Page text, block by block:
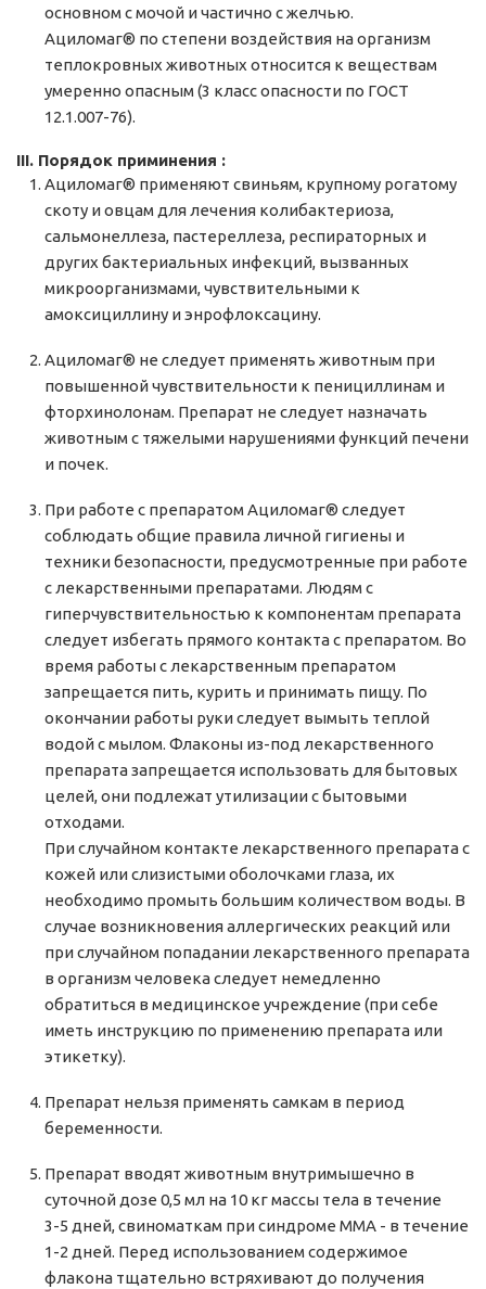
основном с мочой и частично с желчью.
Ациломаг® по степени воздействия на организм
теплокровных животных относится к веществам
умеренно опасным (3 класс опасности по ГОСТ
12.1.007-76).
III. Порядок приминения :
Ациломаг® применяют свиньям, крупному рогатому
скоту и овцам для лечения колибактериоза,
сальмонеллеза, пастереллеза, респираторных и
других бактериальных инфекций, вызванных
микроорганизмами, чувствительными к
амоксициллину и энрофлоксацину.
Ациломаг® не следует применять животным при
повышенной чувствительности к пенициллинам и
фторхинолонам. Препарат не следует назначать
животным с тяжелыми нарушениями функций печени
и почек.
При работе с препаратом Ациломаг® следует
соблюдать общие правила личной гигиены и
техники безопасности, предусмотренные при работе
с лекарственными препаратами. Людям с
гиперчувствительностью к компонентам препарата
следует избегать прямого контакта с препаратом. Во
время работы с лекарственным препаратом
запрещается пить, курить и принимать пищу. По
окончании работы руки следует вымыть теплой
водой с мылом. Флаконы из-под лекарственного
препарата запрещается использовать для бытовых
целей, они подлежат утилизации с бытовыми
отходами.
При случайном контакте лекарственного препарата с
кожей или слизистыми оболочками глаза, их
необходимо промыть большим количеством воды. В
случае возникновения аллергических реакций или
при случайном попадании лекарственного препарата
в организм человека следует немедленно
обратиться в медицинское учреждение (при себе
иметь инструкцию по применению препарата или
этикетку).
Препарат нельзя применять самкам в период
беременности.
Препарат вводят животным внутримышечно в
суточной дозе 0,5 мл на 10 кг массы тела в течение
3-5 дней, свиноматкам при синдроме ММА - в течение
1-2 дней. Перед использованием содержимое
флакона тщательно встряхивают до получения